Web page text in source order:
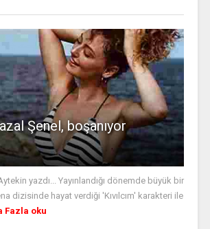
Şenel, boşanıyor
yazdı... Yayınlandığı dönemde büyük bir
dizisinde hayat verdiği 'Kıvılcım' karakteri ile
Fazla oku